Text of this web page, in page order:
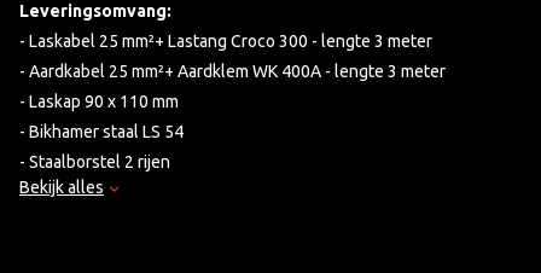
Leveringsomvang:
- Laskabel 25 mm²+ Lastang Croco 300 - lengte 3 meter
- Aardkabel 25 mm²+ Aardklem WK 400A - lengte 3 meter
- Laskap 90 x 110 mm
- Bikhamer staal LS 54
- Staalborstel 2 rijen
Bekijk alles